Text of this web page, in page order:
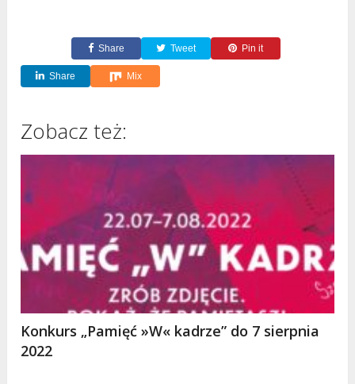
Share Tweet Pin it
Share Mix
Zobacz też:
Konkurs „Pamięć »W« kadrze” do 7 sierpnia
2022